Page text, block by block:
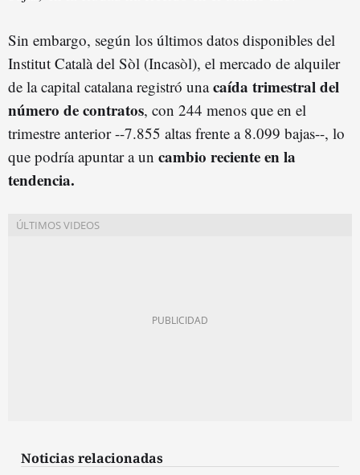
Sin embargo, según los últimos datos disponibles del
Institut Català del Sòl (Incasòl), el mercado de alquiler
de la capital catalana registró unacaída trimestral del
número de contratos, con 244 menos que en el
trimestre anterior --7.855 altas frente a 8.099 bajas--, lo
que podría apuntar a un cambio reciente en la
tendencia.
Noticias relacionadas